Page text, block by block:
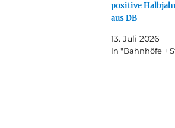
positive
aus DB
13. Juli 2026
In "Bahnhöfe +